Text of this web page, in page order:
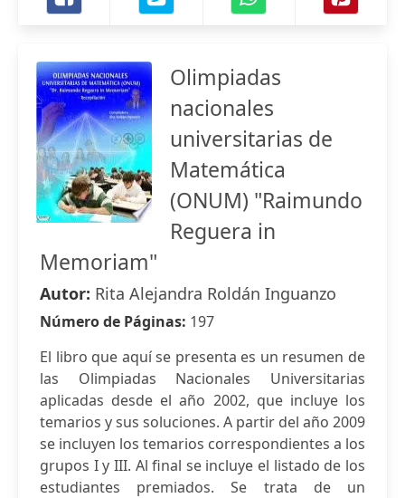
Olimpiadas
nacionales
universitarias de
Matemática
(ONUM) "Raimundo
Reguera in
Memoriam"
Autor: Rita Alejandra Roldán Inguanzo
Número de Páginas: 197
El libro que aquí se presenta es un resumen de
las Olimpiadas Nacionales Universitarias
aplicadas desde el año 2002, que incluye los
temarios y sus soluciones. A partir del año 2009
se incluyen los temarios correspondientes a los
grupos I y III. Al final se incluye el listado de los
estudiantes premiados. Se trata de un